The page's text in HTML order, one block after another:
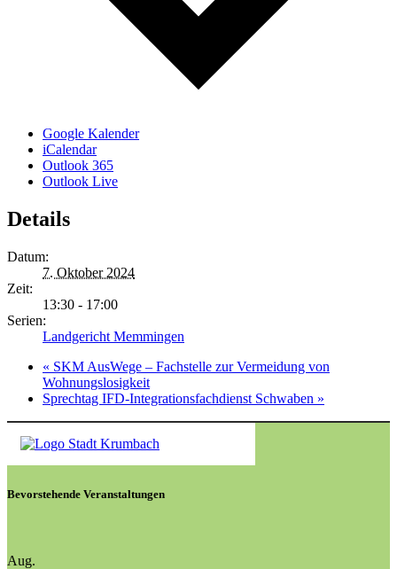
Google Kalender
iCalendar
Outlook 365
Outlook Live
Details
Datum:
7. Oktober 2024
Zeit:
13:30 - 17:00
Serien:
Landgericht Memmingen
« SKM AusWege – Fachstelle zur Vermeidung von
Wohnungslosigkeit
Sprechtag IFD-Integrationsfachdienst Schwaben »
Bevorstehende Veranstaltungen
Aug.